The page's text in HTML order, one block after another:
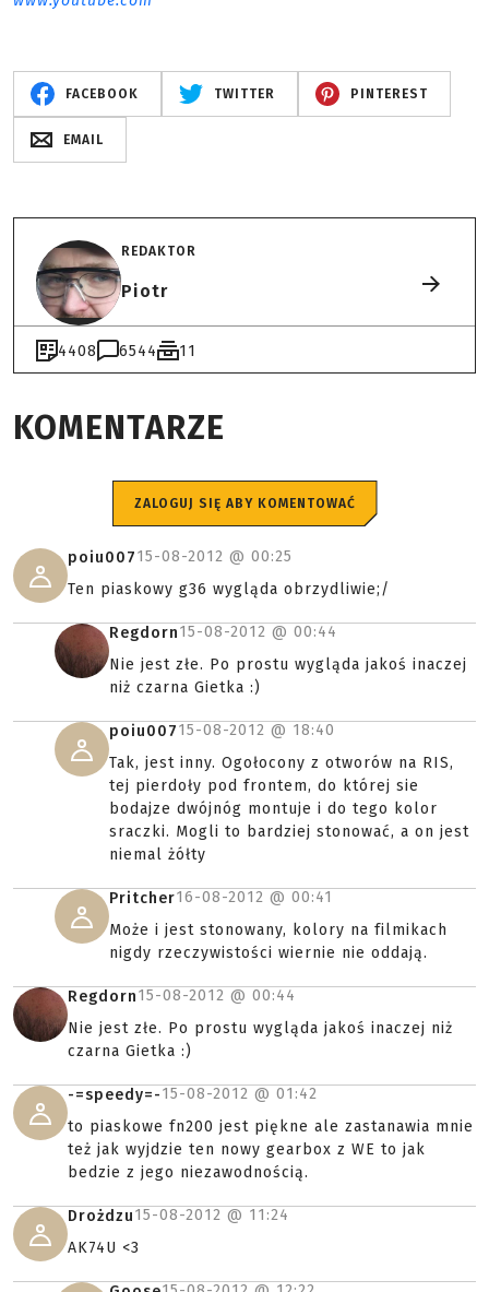
FACEBOOK TWITTER PINTEREST
EMAIL
REDAKTOR
Piotr
4408 6544 11
KOMENTARZE
ZALOGUJ SIĘ ABY KOMENTOWAĆ
poiu00715-08-2012 @ 00:25
Ten piaskowy g36 wygląda obrzydliwie;/
Regdorn15-08-2012 @ 00:44
Nie jest złe. Po prostu wygląda jakoś inaczej
niż czarna Gietka :)
poiu00715-08-2012 @ 18:40
Tak, jest inny. Ogołocony z otworów na RIS,
tej pierdoły pod frontem, do której sie
bodajze dwójnóg montuje i do tego kolor
sraczki. Mogli to bardziej stonować, a on jest
niemal żółty
Pritcher16-08-2012 @ 00:41
Może i jest stonowany, kolory na filmikach
nigdy rzeczywistości wiernie nie oddają.
Regdorn15-08-2012 @ 00:44
Nie jest złe. Po prostu wygląda jakoś inaczej niż
czarna Gietka :)
-=speedy=-15-08-2012 @ 01:42
to piaskowe fn200 jest piękne ale zastanawia mnie
też jak wyjdzie ten nowy gearbox z WE to jak
bedzie z jego niezawodnością.
Drożdzu15-08-2012 @ 11:24
AK74U <3